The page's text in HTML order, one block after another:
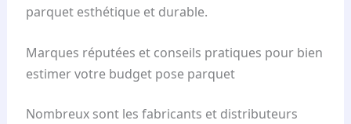
parquet esthétique et durable.
Marques réputées et conseils pratiques pour bien
estimer votre budget pose parquet
Nombreux sont les fabricants et distributeurs